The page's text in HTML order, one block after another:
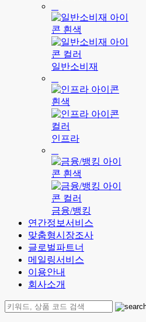
일반소비재
인프라
금융/뱅킹
연간정보서비스
맞춤형시장조사
글로벌파트너
메일링서비스
이용안내
회사소개